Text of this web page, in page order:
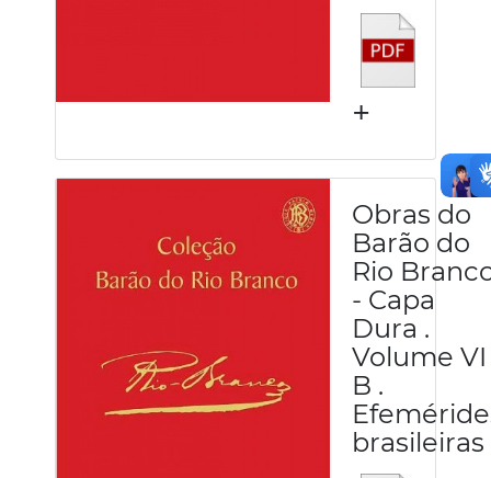
+
Obras do
Barão do
Rio
- Capa
Dura .
Volume VI
B .
brasileiras